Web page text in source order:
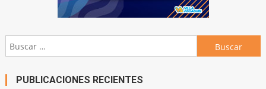
Buscar:
PUBLICACIONES RECIENTES